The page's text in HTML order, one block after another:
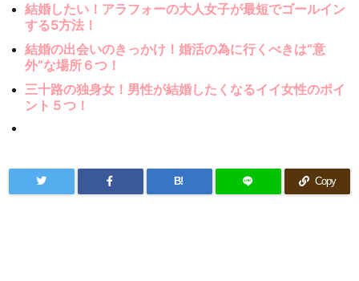
結婚したい！アラフォーの大人女子が最短でゴールイン
する5方法！
結婚の出会いのきっかけ！婚活の為に行くべきは“意
外”な場所６つ！
三十路の独身女！男性が結婚したくなるイイ女性のポイ
ント５つ！
B! Copy